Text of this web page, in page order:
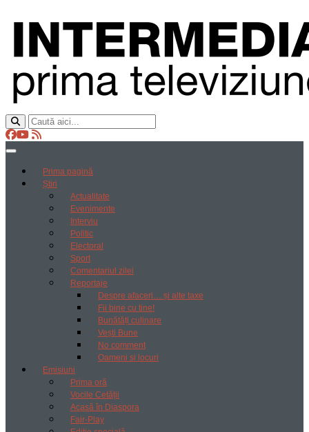
Prima pagină
Știri
Actualitate
Evenimente
Interviu
Politic
Electoral
Sport
Comentariul zilei
Reportaje
Despre afaceri… și alte taxe
Fii bine cu tine!
Bunătăți culinare
Vești Bune
No comment
Oameni si locuri
Emisiuni
Prima oră
Vocile Cetății
Acasă în Diaspora
Fair-Play